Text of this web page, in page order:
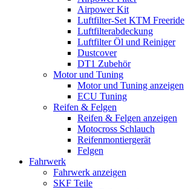
Airpower Kit
Luftfilter-Set KTM Freeride
Luftfilterabdeckung
Luftfilter Öl und Reiniger
Dustcover
DT1 Zubehör
Motor und Tuning
Motor und Tuning anzeigen
ECU Tuning
Reifen & Felgen
Reifen & Felgen anzeigen
Motocross Schlauch
Reifenmontiergerät
Felgen
Fahrwerk
Fahrwerk anzeigen
SKF Teile